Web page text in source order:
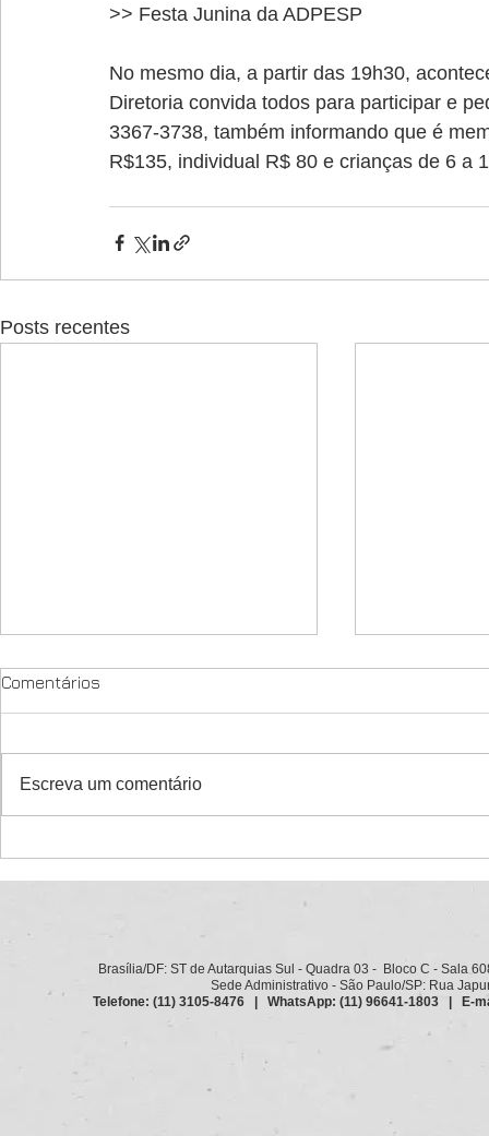
>> Festa Junina da ADPESP
No mesmo dia, a partir das 19h30,
Diretoria convida todos para participar e
3367-3738, também informando que é
R$135, individual R$ 80 e crianças de 6 a
Posts recentes
Comentários
Escreva um comentário
Brasília/DF: ST de Autarquias Sul - Quadra 03 - Bloco C - Sala
Sede Administrativo - São Paulo/SP: Rua
Telefone: (11) 3105-8476 | WhatsApp: (11) 96641-1803 | E-